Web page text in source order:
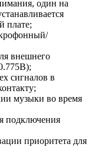
один на
плате;
внешнего
сигналов в
музыки во время
подключения
приоритета для